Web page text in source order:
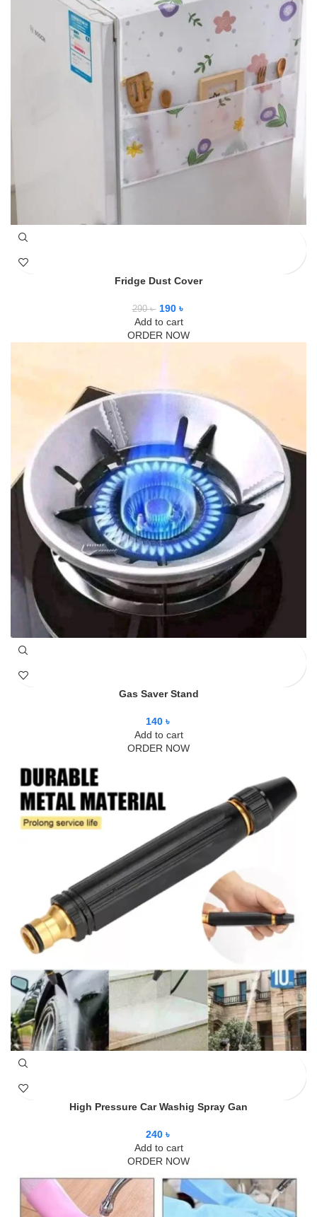
Fridge Dust Cover
290৳ 190 ৳
Add to cart
ORDER NOW
Gas Saver Stand
140 ৳
Add to cart
ORDER NOW
High Pressure Car Washig Spray Gan
240 ৳
Add to cart
ORDER NOW